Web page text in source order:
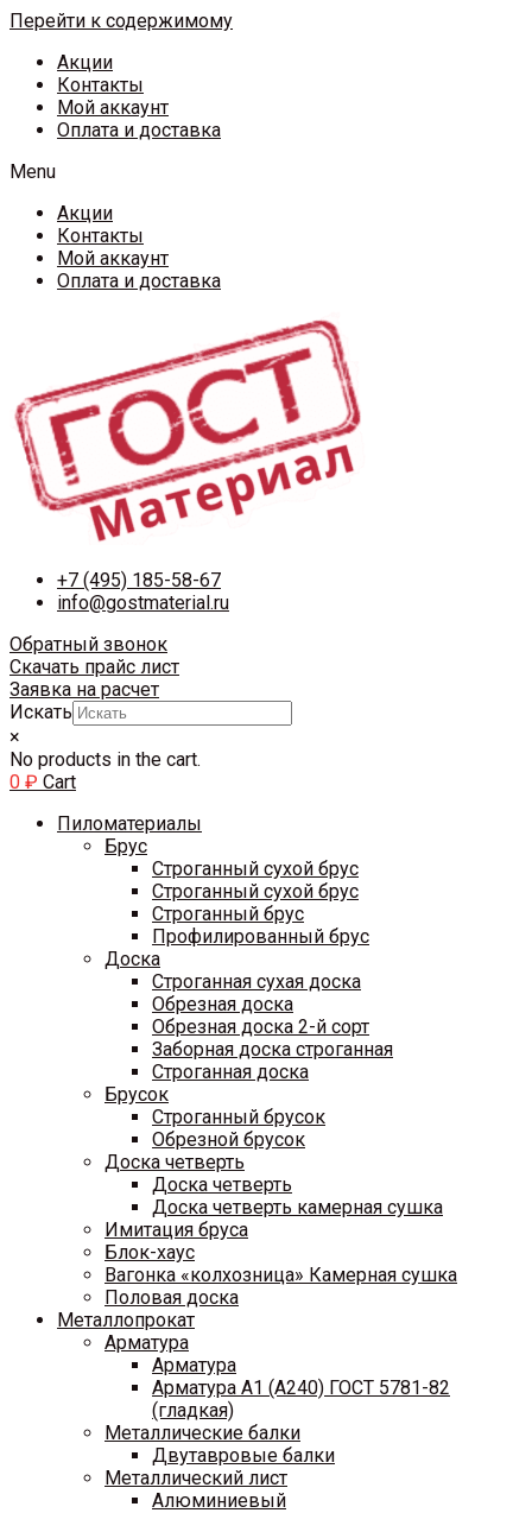
Перейти к содержимому
Акции
Контакты
Мой аккаунт
Оплата и доставка
Menu
Акции
Контакты
Мой аккаунт
Оплата и доставка
+7 (495) 185-58-67
info@gostmaterial.ru
Обратный звонок
Скачать прайс лист
Заявка на расчет
Искать
×
No products in the cart.
0 ₽ Cart
Пиломатериалы
Брус
Строганный сухой брус
Строганный сухой брус
Строганный брус
Профилированный брус
Доска
Строганная сухая доска
Обрезная доска
Обрезная доска 2-й сорт
Заборная доска строганная
Строганная доска
Брусок
Строганный брусок
Обрезной брусок
Доска четверть
Доска четверть
Доска четверть камерная сушка
Имитация бруса
Блок-хаус
Вагонка «колхозница» Камерная сушка
Половая доска
Металлопрокат
Арматура
Арматура
Арматура A1 (A240) ГОСТ 5781-82
(гладкая)
Металлические балки
Двутавровые балки
Металлический лист
Алюминиевый